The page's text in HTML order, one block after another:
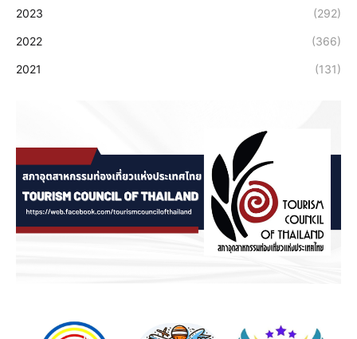
2023 (292)
2022 (366)
2021 (131)